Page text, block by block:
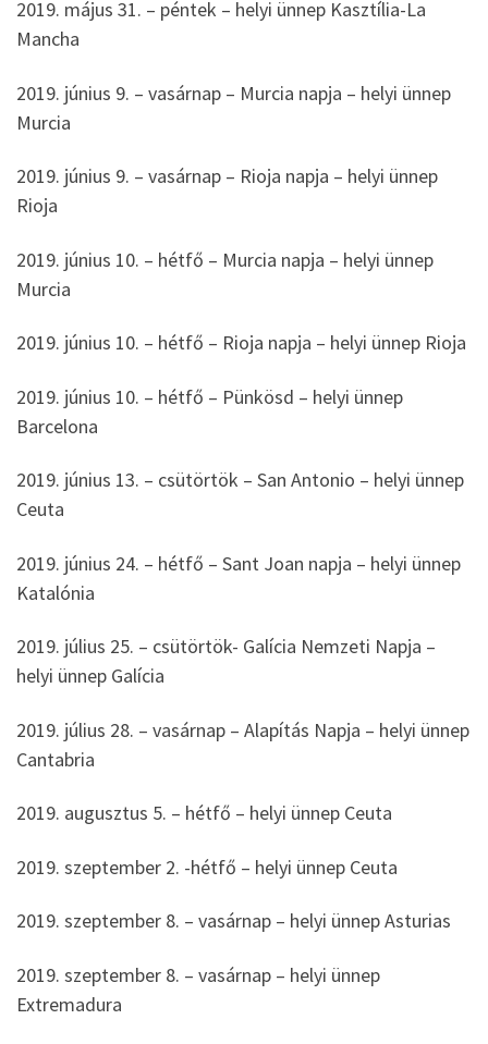
2019. május 31. – péntek – helyi ünnep Kasztília-La
Mancha
2019. június 9. – vasárnap – Murcia napja – helyi ünnep
Murcia
2019. június 9. – vasárnap – Rioja napja – helyi ünnep
Rioja
2019. június 10. – hétfő – Murcia napja – helyi ünnep
Murcia
2019. június 10. – hétfő – Rioja napja – helyi ünnep Rioja
2019. június 10. – hétfő – Pünkösd – helyi ünnep
Barcelona
2019. június 13. – csütörtök – San Antonio – helyi ünnep
Ceuta
2019. június 24. – hétfő – Sant Joan napja – helyi ünnep
Katalónia
2019. július 25. – csütörtök- Galícia Nemzeti Napja –
helyi ünnep Galícia
2019. július 28. – vasárnap – Alapítás Napja – helyi ünnep
Cantabria
2019. augusztus 5. – hétfő – helyi ünnep Ceuta
2019. szeptember 2. -hétfő – helyi ünnep Ceuta
2019. szeptember 8. – vasárnap – helyi ünnep Asturias
2019. szeptember 8. – vasárnap – helyi ünnep
Extremadura